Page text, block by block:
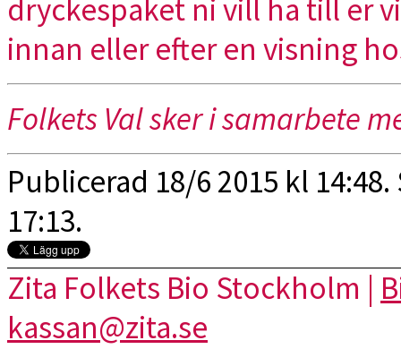
dryckespaket ni vill ha till er
innan eller efter en visning
Folkets Val sker i samarbete
Publicerad 18/6 2015 kl
17:13.
Zita Folkets Bio Stockholm |
kassan@zita.se